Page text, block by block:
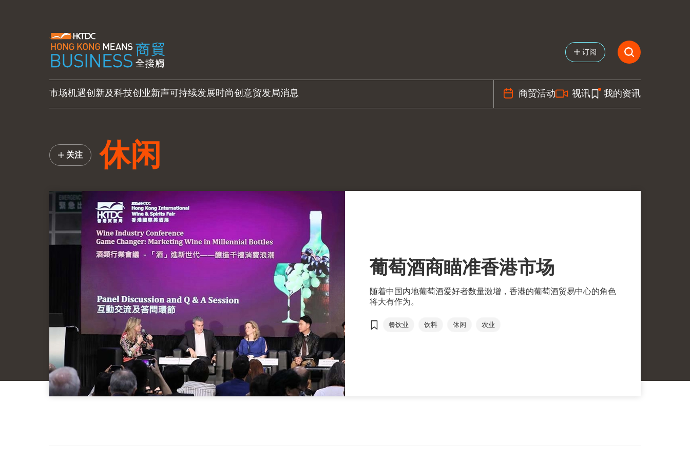
订阅
市场机遇创新及科技创业新声可持续发展时尚创意贸发局消息 商贸活动 视讯 我的资讯
休闲
关注
葡萄酒商瞄准香港市场
随着中国内地葡萄酒爱好者数量激增，香港的葡萄酒贸易中心的角色
将大有作为。
餐饮业 饮料 休闲 农业